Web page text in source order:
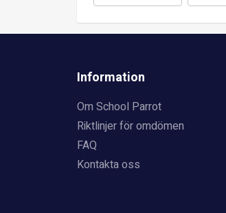
Information
Om School Parrot
Riktlinjer för omdömen
FAQ
Kontakta oss